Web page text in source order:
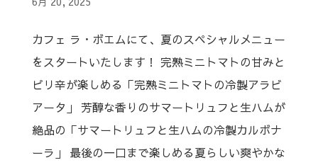
カフェ ラ・ボエムにて、夏のスペシャルメニュー
をスタートいたします！ 完熟ミニトマトの甘みと
ピリ辛が楽しめる「完熟ミニトマトの冷製アラビ
アータ」 芳醇な香りのサマートリュフと生ハムが
絶品の「サマートリュフと生ハムの冷製カルボナ
ーラ」 最後の一口まで楽しめる夏らしい爽やかな